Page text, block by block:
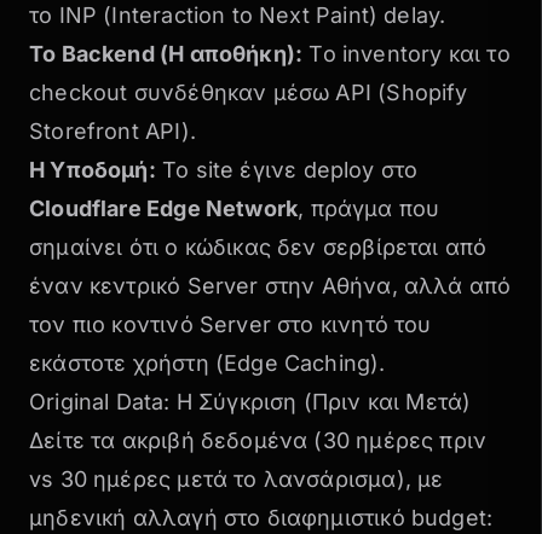
το INP (Interaction to Next Paint) delay.
Το Backend (Η αποθήκη): Το inventory και το
checkout συνδέθηκαν μέσω API (Shopify
Storefront API).
Η Υποδομή: Το site έγινε deploy στο
Cloudflare Edge Network, πράγμα που
σημαίνει ότι ο κώδικας δεν σερβίρεται από
έναν κεντρικό Server στην Αθήνα, αλλά από
τον πιο κοντινό Server στο κινητό του
εκάστοτε χρήστη (Edge Caching).
Original Data: Η Σύγκριση (Πριν και Μετά)
Δείτε τα ακριβή δεδομένα (30 ημέρες πριν
vs 30 ημέρες μετά το λανσάρισμα), με
μηδενική αλλαγή στο διαφημιστικό budget: